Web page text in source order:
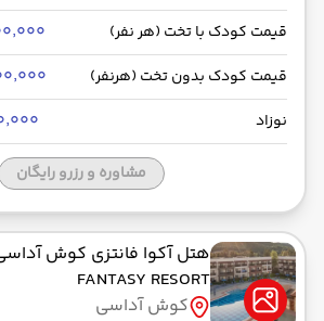
قیمت کودک با تخت (هر نفر)
قیمت کودک بدون تخت (هرنفر)
نوزاد
مشاوره و رزرو رایگان
هتل آکوا فانتزی کوش
FANTASY RESORT
کوش آداسی